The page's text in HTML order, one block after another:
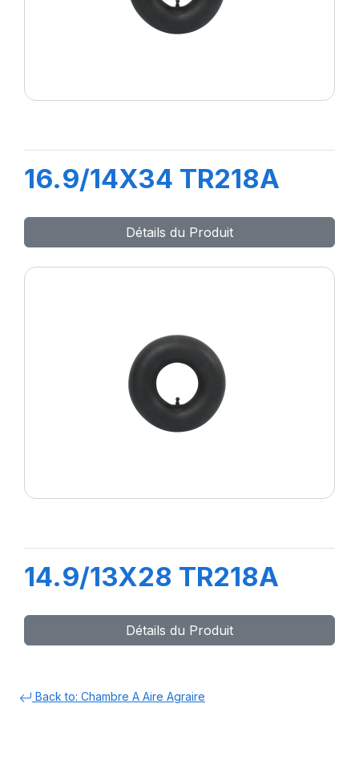
16.9/14X34 TR218A
Détails du Produit
14.9/13X28 TR218A
Détails du Produit
Back to: Chambre A Aire Agraire